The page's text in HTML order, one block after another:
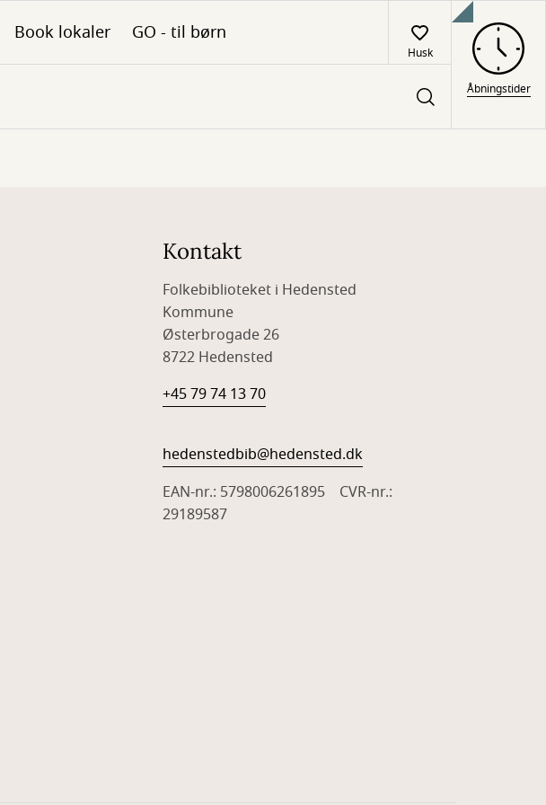
Book lokaler GO - til børn
Husk
Åbningstider
Kontakt
Folkebiblioteket i Hedensted
Kommune
Østerbrogade 26
8722 Hedensted
+45 79 74 13 70
hedenstedbib@hedensted.dk
EAN-nr.: 5798006261895 CVR-nr.:
29189587